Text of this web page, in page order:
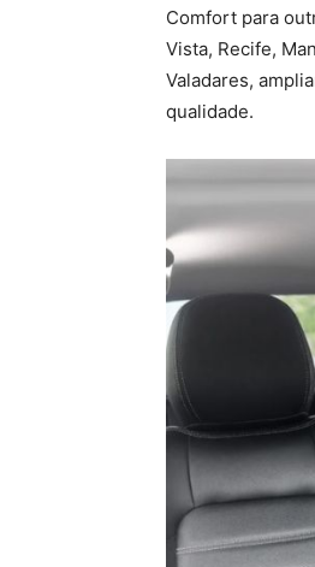
Comfort para
Vista, Recife,
Valadares,
qualidade.